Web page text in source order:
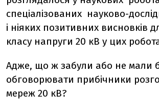
спеціалізованих науково-
і ніяких позитивних висновків
класу напруги 20 кВ у цих
Адже, що ж забули або не мали
обговорювати прибічники
мереж 20 кВ?